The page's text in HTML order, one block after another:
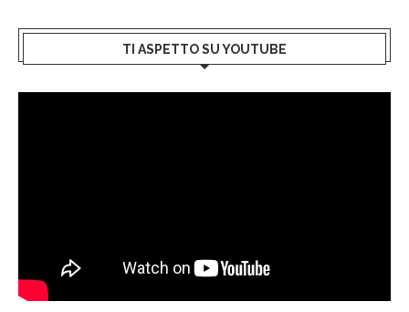
TI ASPETTO SU YOUTUBE